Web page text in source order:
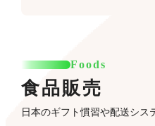
Foods
食品販売
日本のギフト慣習や配送シ